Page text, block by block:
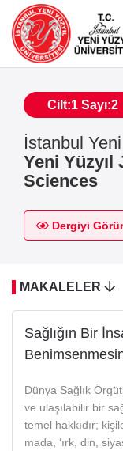
Cilt:1 Sayı:2
İstanbul
Yeni Yüzyıl
Sciences
Dergiyi
MAKALELER
Sağlığın Bir
Dünya Sağlık
ve ulaşılabilir bir
temel hakkıdır;
mada, ‘ırk, din,